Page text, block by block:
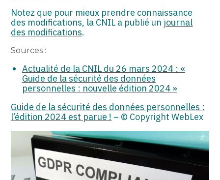
Notez que pour mieux prendre connaissance
des modifications, la CNIL a publié un journal
des modifications.
Sources :
Actualité de la CNIL du 26 mars 2024 : «
Guide de la sécurité des données
personnelles : nouvelle édition 2024 »
Guide de la sécurité des données personnelles :
l’édition 2024 est parue ! – © Copyright WebLex